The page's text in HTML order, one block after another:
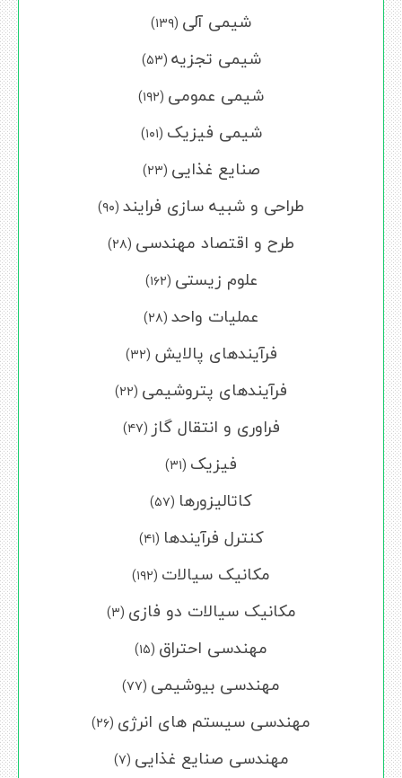
شیمی آلی (۱۳۹)
شیمی تجزیه (۵۳)
شیمی عمومی (۱۹۲)
شیمی فیزیک (۱۰۱)
صنایع غذایی (۲۳)
طراحی و شبیه سازی فرایند (۹۰)
طرح و اقتصاد مهندسی (۲۸)
علوم زیستی (۱۶۲)
عملیات واحد (۲۸)
فرآیندهای پالایش (۳۲)
فرآیندهای پتروشیمی (۲۲)
فراوری و انتقال گاز (۴۷)
فیزیک (۳۱)
کاتالیزورها (۵۷)
کنترل فرآیندها (۴۱)
مکانیک سیالات (۱۹۲)
مکانیک سیالات دو فازی (۳)
مهندسی احتراق (۱۵)
مهندسی بیوشیمی (۷۷)
مهندسی سیستم های انرژی (۲۶)
مهندسی صنایع غذایی (۷)